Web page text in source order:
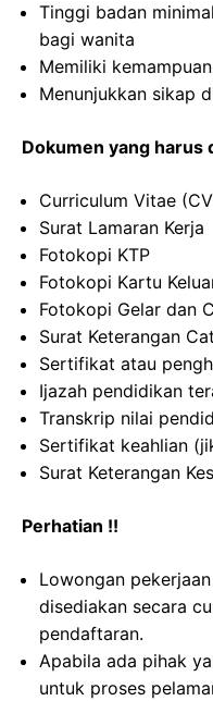
Tinggi badan
bagi wanita
Memiliki
Menunjukkan sikap
Dokumen yang harus
Curriculum Vitae
Surat Lamaran Kerja
Fotokopi KTP
Fotokopi Kartu
Fotokopi Gelar dan
Surat Keterangan
Sertifikat atau
Ijazah pendidikan
Transkrip nilai
Sertifikat keahlian
Surat Keterangan
Perhatian !!
Lowongan
disediakan secara
pendaftaran.
Apabila ada pihak
untuk proses